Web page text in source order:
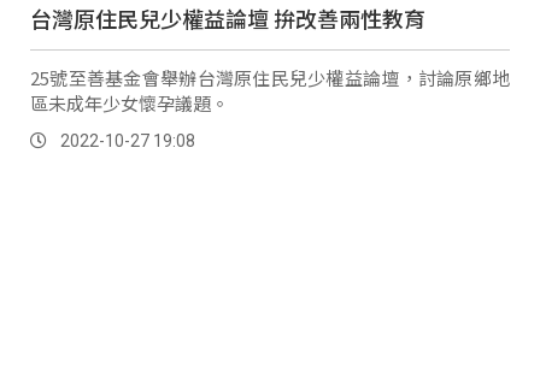
台灣原住民兒少權益論壇 拚改善兩性教育
25號至善基金會舉辦台灣原住民兒少權益論壇，討論原鄉地
區未成年少女懷孕議題。
2022-10-27 19:08